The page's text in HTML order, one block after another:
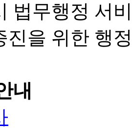
법무행정 서
진을 위한 행
내